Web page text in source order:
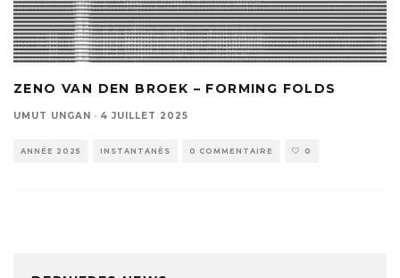
ZENO VAN DEN BROEK – FORMING FOLDS
UMUT UNGAN · 4 JUILLET 2025
ANNÉE 2025 INSTANTANÉS 0 COMMENTAIRE 0